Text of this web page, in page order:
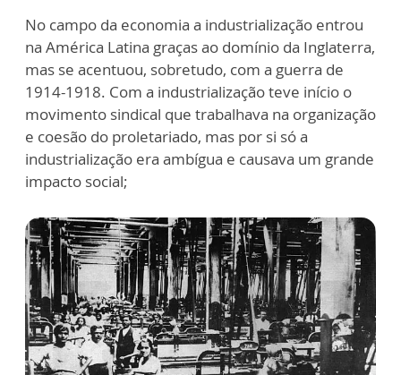
No campo da economia a industrialização entrou
na América Latina graças ao domínio da Inglaterra,
mas se acentuou, sobretudo, com a guerra de
1914-1918. Com a industrialização teve início o
movimento sindical que trabalhava na organização
e coesão do proletariado, mas por si só a
industrialização era ambígua e causava um grande
impacto social;